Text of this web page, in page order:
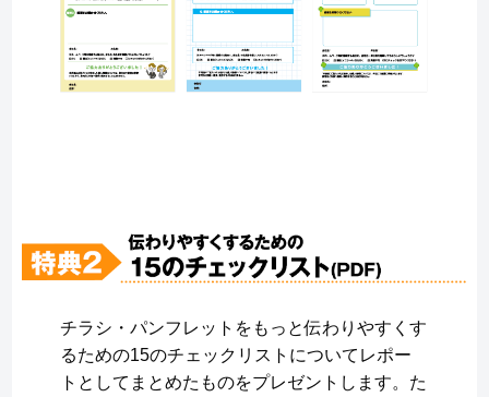
チラシ・パンフレットをもっと伝わりやすくす
るための15のチェックリストについてレポー
トとしてまとめたものをプレゼントします。た